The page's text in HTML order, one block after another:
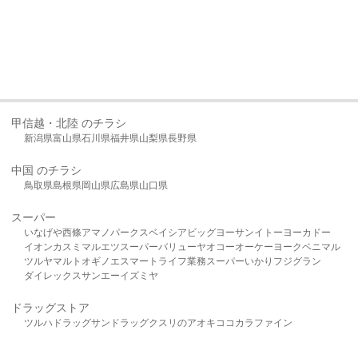
甲信越・北陸 のチラシ
新潟県富山県石川県福井県山梨県長野県
中国 のチラシ
鳥取県島根県岡山県広島県山口県
スーパー
いなげや西條アマノパークスベイシア ビッグヨーサンイトーヨーカドー
イオンカスミ マルエツスーパーバリューヤオコーオーケー ヨークベニマル
ツルヤマルト オギノ エスマート ライフ業務スーパーいかり フジグラン
ダイレックスサンエーイズミヤ
ドラッグストア
ツルハドラッグサンドラッグクスリのアオキ ココカラファイン